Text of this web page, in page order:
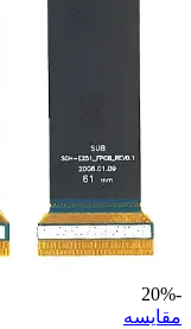
-20%
مقايسه